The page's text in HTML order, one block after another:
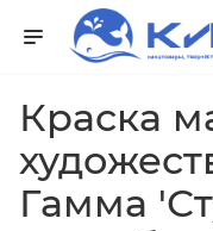
Краска
Гамма